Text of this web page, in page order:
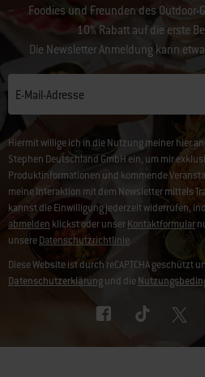
Foodies und Freunden des Outdoor-
10% Rabatt auf die erste
Die Newsletter Anmeldung kann
E-Mail-Adresse
Hiermit willige ich in die Nutzung meiner hier
Stephen Deutschland GmbH ein, um mir
Produktinformationen und kommende
meine Interaktion mit dem Newsletter mittels
kannst die Einwilligung jederzeit widerrufen,
abmelden klickst oder unserKontaktformular
unsereDatenschutzrichtlinie.
Diese Website ist durch reCAPTCHA geschützt
Datenschutzerklärungund die